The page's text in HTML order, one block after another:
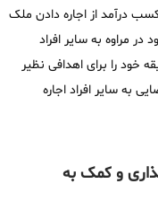
درآمد از اجاره دادن ملک
در مراوه به سایر افراد
خود را برای اهدافی نظیر
به سایر افراد اجاره
و کمک به